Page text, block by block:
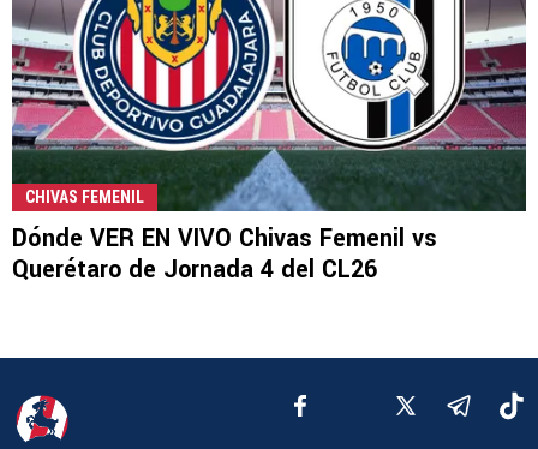
CHIVAS FEMENIL
Dónde VER EN VIVO Chivas Femenil vs
Querétaro de Jornada 4 del CL26